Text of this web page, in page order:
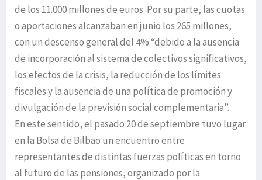
de los 11.000 millones de euros. Por su parte, las cuotas
o aportaciones alcanzaban en junio los 265 millones,
con un descenso general del 4% “debido a la ausencia
de incorporación al sistema de colectivos significativos,
los efectos de la crisis, la reducción de los límites
fiscales y la ausencia de una política de promoción y
divulgación de la previsión social complementaria”.
En este sentido, el pasado 20 de septiembre tuvo lugar
en la Bolsa de Bilbao un encuentro entre
representantes de distintas fuerzas políticas en torno
al futuro de las pensiones, organizado por la